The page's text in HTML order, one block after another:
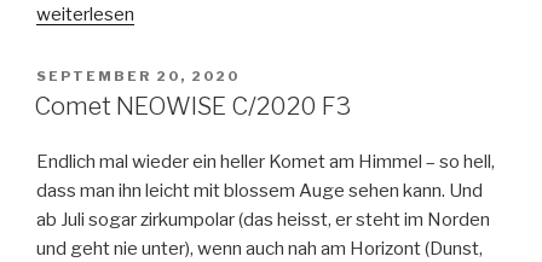
„RV
2024)“
weiterlesen
VERÖFFENTLICHT
AM
SEPTEMBER 20, 2020
Comet NEOWISE C/2020 F3
Endlich mal wieder ein heller Komet am Himmel – so hell,
dass man ihn leicht mit blossem Auge sehen kann. Und
ab Juli sogar zirkumpolar (das heisst, er steht im Norden
und geht nie unter), wenn auch nah am Horizont (Dunst,